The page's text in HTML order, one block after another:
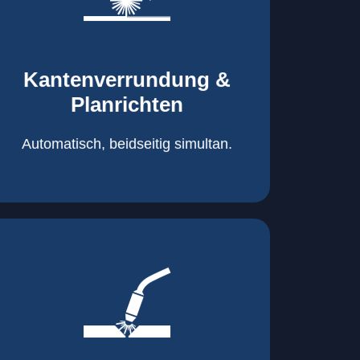
Kantenverrundung &
Planrichten
Automatisch, beidseitig simultan.
Kantenverrundung &
Planrichten
Cobot-Schweißzelle 2 x 1 x 1m /
400A, CMT, 1.000 kg